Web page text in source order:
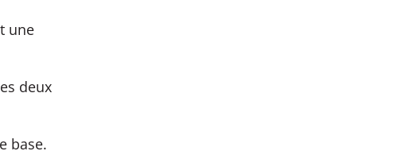
une
deux
base.